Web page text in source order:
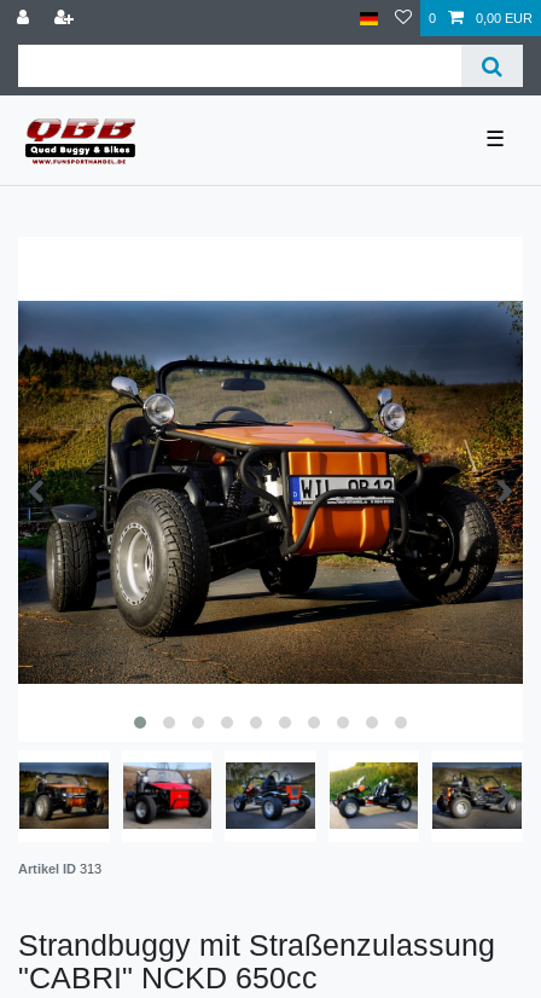
0 0,00 EUR
☰
Artikel ID 313
Strandbuggy mit Straßenzulassung
"CABRI" NCKD 650cc